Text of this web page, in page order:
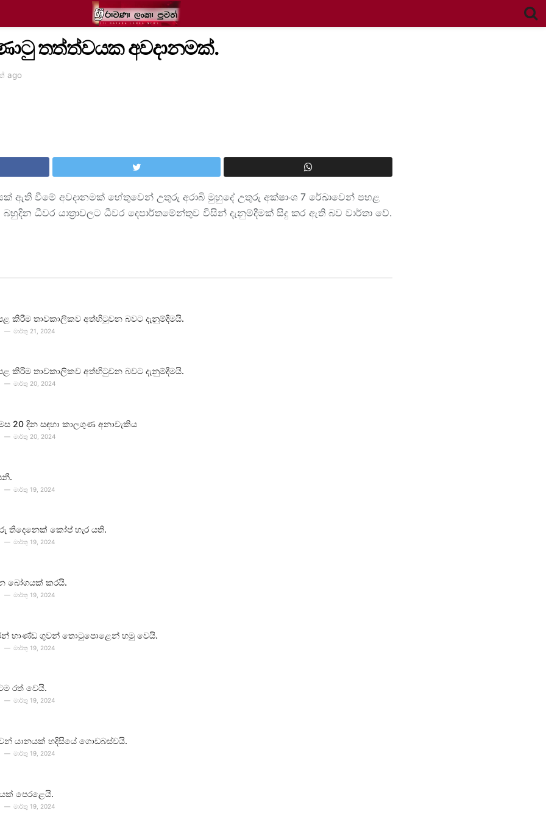
තත්ත්වයක අවදානමක්.
ago
ඇති වීමේ අවදානමක් හේතුවෙන් උතුරු අරාබි මුහුදේ උතුරු අක්ෂාංශ 7 රේඛාවෙන් පහළ
බහුදින ධීවර යාත්‍රාවලට ධීවර දෙපාර්තමේන්තුව විසින් දැනුම්දීමක් සිදු කර ඇති බව වාර්තා වේ.
කිරීම තාවකාලිකව අත්හිටුවන බවට දැනුම්දීමයි.
මාර්තු 21, 2024
කිරීම තාවකාලිකව අත්හිටුවන බවට දැනුම්දීමයි.
මාර්තු 20, 2024
20 දින සඳහා කාලගුණ අනාවැකිය
මාර්තු 20, 2024
මාර්තු 19, 2024
තිදෙනෙක් කෝප් හැර යති.
මාර්තු 19, 2024
බෝගයක් කරයි.
මාර්තු 19, 2024
භාණ්ඩ ගුවන් තොටුපොළෙන් හමු වෙයි.
මාර්තු 19, 2024
රත් වෙයි.
මාර්තු 19, 2024
යානයක් හදිසියේ ගොඩබස්වයි.
මාර්තු 19, 2024
පෙරළෙයි.
මාර්තු 19, 2024